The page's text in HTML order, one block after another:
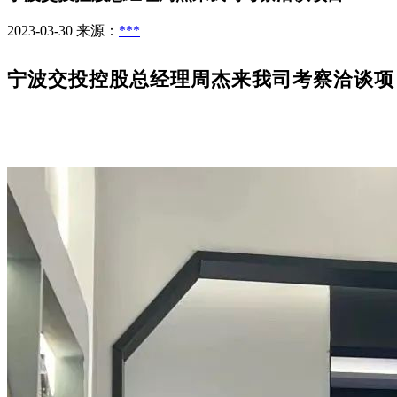
2023-03-30 来源： ***
宁波交投控股总经理周杰来我司考察洽谈